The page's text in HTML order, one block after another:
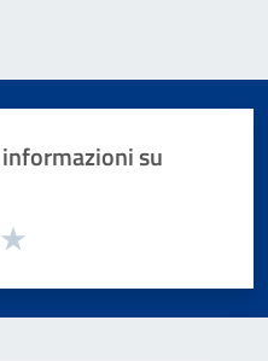
su